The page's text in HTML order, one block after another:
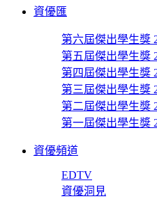
資優匯
第六屆傑出學生獎
第五屆傑出學生獎
第四屆傑出學生獎
第三屆傑出學生獎
第二屆傑出學生獎
第一屆傑出學生獎
資優頻道
EDTV
資優洞見